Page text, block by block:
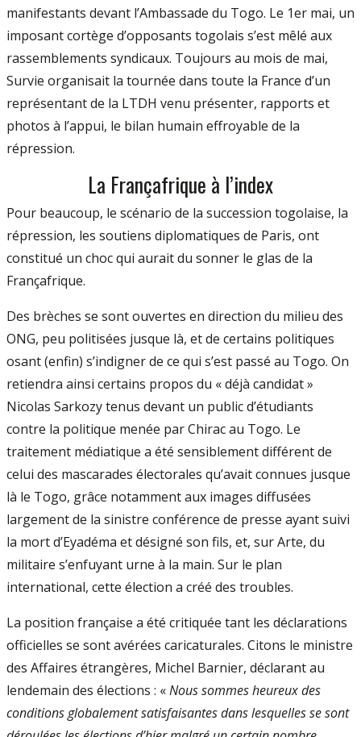
manifestants devant l’Ambassade du Togo. Le 1er mai, un
imposant cortège d’opposants togolais s’est mêlé aux
rassemblements syndicaux. Toujours au mois de mai,
Survie organisait la tournée dans toute la France d’un
représentant de la LTDH venu présenter, rapports et
photos à l’appui, le bilan humain effroyable de la
répression.
La Françafrique à l’index
Pour beaucoup, le scénario de la succession togolaise, la
répression, les soutiens diplomatiques de Paris, ont
constitué un choc qui aurait du sonner le glas de la
Françafrique.
Des brèches se sont ouvertes en direction du milieu des
ONG, peu politisées jusque là, et de certains politiques
osant (enfin) s’indigner de ce qui s’est passé au Togo. On
retiendra ainsi certains propos du « déjà candidat »
Nicolas Sarkozy tenus devant un public d’étudiants
contre la politique menée par Chirac au Togo. Le
traitement médiatique a été sensiblement différent de
celui des mascarades électorales qu’avait connues jusque
là le Togo, grâce notamment aux images diffusées
largement de la sinistre conférence de presse ayant suivi
la mort d’Eyadéma et désigné son fils, et, sur Arte, du
militaire s’enfuyant urne à la main. Sur le plan
international, cette élection a créé des troubles.
La position française a été critiquée tant les déclarations
officielles se sont avérées caricaturales. Citons le ministre
des Affaires étrangères, Michel Barnier, déclarant au
lendemain des élections : «Nous sommes heureux des
conditions globalement satisfaisantes dans lesquelles se sont